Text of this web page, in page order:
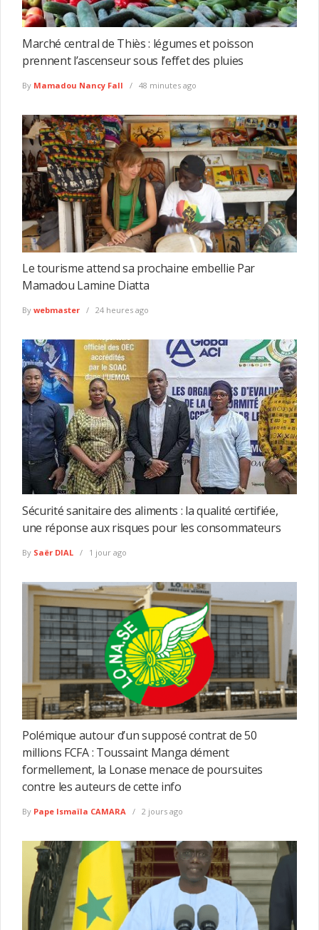
Marché central de Thiès : légumes et poisson
prennent l’ascenseur sous l’effet des pluies
By Mamadou Nancy Fall 48 minutes ago
Le tourisme attend sa prochaine embellie Par
Mamadou Lamine Diatta
By webmaster 24 heures ago
Sécurité sanitaire des aliments : la qualité certifiée,
une réponse aux risques pour les consommateurs
By Saër DIAL 1 jour ago
Polémique autour d’un supposé contrat de 50
millions FCFA : Toussaint Manga dément
formellement, la Lonase menace de poursuites
contre les auteurs de cette info
By Pape Ismaïla CAMARA 2 jours ago